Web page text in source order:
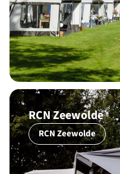
RCN Zeewolde
RCN Zeewolde